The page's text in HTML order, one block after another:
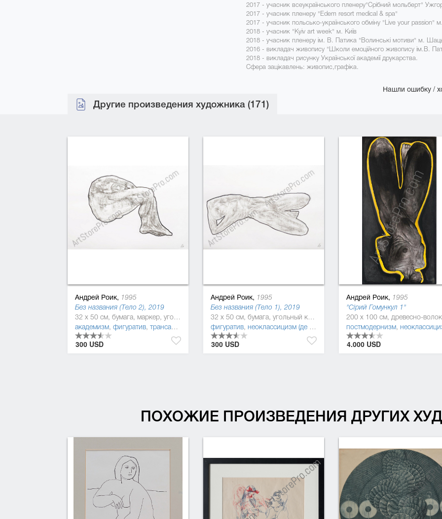
2017 - учасник всеукраїнського пленеру"Срібний мольберт"
2017 - учасник пленеру "Edem resort medical & spa"
2017 - учасник польсько-українського обміну "Live your passion"
2018 - учасник "Kyiv art week" м. Київ
2018 - учасник пленеру ім. В. Патика "Волинські мотиви" м.
2016 - викладач живопису "Школи емоційного живопису ім.В.
2018 - викладач рисунку Української академії друкарства.
Сфера зацікавлень: живопис,графіка.
Нашли ошибку /
Другие произведения художника (171)
Андрей Роик, 1995
Без названия (Тело 2), 2019
32 x 50 см, бумага, маркер, угольный карандаш
академизм, фигуратив, трансавангард постмодернизм,монохромная живопись
300 USD
Андрей Роик, 1995
Без названия (Тело 1), 2019
32 x 50 см, бумага, угольный карандаш
фигуратив, неоклассицизм (де стиль ) постмодернизм,трансавангард,
300 USD
Андрей Роик, 1995
"Сірий Гомункул 1"
постмодернизм, неоклассицизм (де
4.000 USD
ПОХОЖИЕ ПРОИЗВЕДЕНИЯ ДРУГИХ